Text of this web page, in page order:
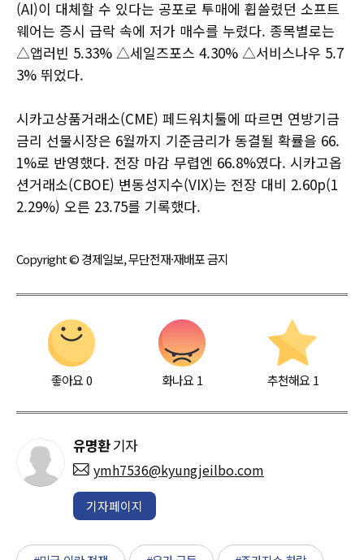
(AI)이 대체할 수 있다는 공포로 투매에 휩쓸렸던 소프트
웨어는 증시 급락 속에 저가 매수를 누렸다. 종목별로는
△앱러빈 5.33% △세일즈포스 4.30% △서비스나우 5.7
3% 뛰었다.
시카고상품거래소(CME) 페드워치툴에 따르면 연방기금
금리 선물시장은 6월까지 기준금리가 동결될 확률을 66.
1%로 반영했다. 전장 마감 무렵엔 66.8%였다. 시카고옵
션거래소(CBOE) 변동성지수(VIX)는 전장 대비 2.60p(1
2.29%) 오른 23.75를 기록했다.
Copyright © 경제일보, 무단전재·재배포 금지
좋아요0 화나요 1 추천해요 1
유명환기자
ymh7536@kyungjeilbo.com
기자페이지